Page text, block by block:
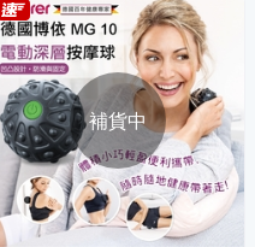
補貨中